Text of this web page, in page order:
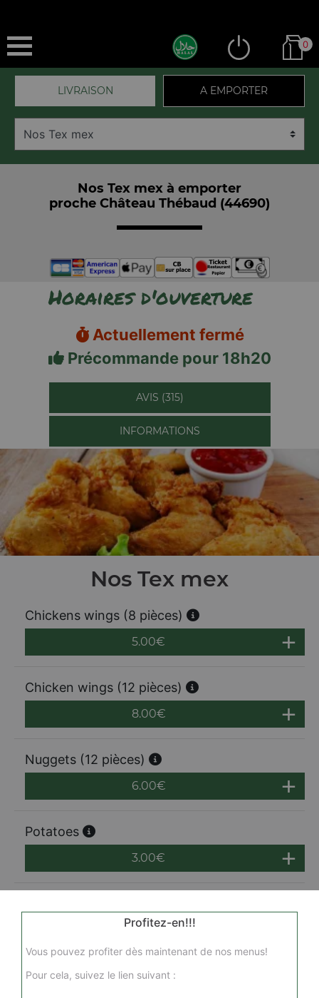
0
LIVRAISON A EMPORTER
Nos Tex mex à emporter
proche Château Thébaud (44690)
Horaires d'ouverture
Actuellement fermé
Précommande pour 18h20
AVIS (315)
INFORMATIONS
Nos Tex mex
Chickens wings (8 pièces)
5.00€
Chicken wings (12 pièces)
8.00€
Nuggets (12 pièces)
6.00€
Potatoes
3.00€
Profitez-en!!!
Vous pouvez profiter dès maintenant de nos menus!
Pour cela, suivez le lien suivant :